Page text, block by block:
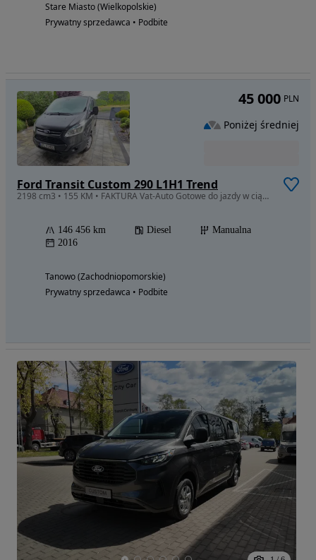
Stare Miasto (Wielkopolskie)
Prywatny sprzedawca • Podbite
Ford Transit Custom 290 L1H1 Trend
2198 cm3 • 155 KM • FAKTURA Vat-Auto Gotowe do jazdy w ciągłej eksploatacji
146 456 km Diesel
Manualna
2016
Tanowo (Zachodniopomorskie)
Prywatny sprzedawca • Podbite
45 000 PLN
Poniżej średniej